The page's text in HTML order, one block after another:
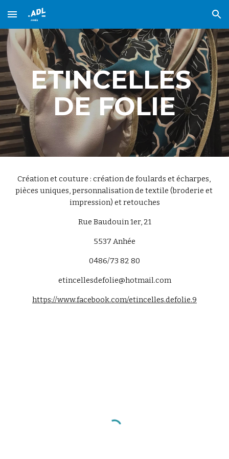
Skip to main content Skip to navigation
ETINCELLES
DE FOLIE
Création et couture : création de foulards et écharpes,
pièces uniques, personnalisation de textile (broderie et
impression) et retouches
Rue Baudouin 1er, 21
5537 Anhée
0486/73 82 80
etincellesdefolie@hotmail.com
https://www.facebook.com/etincelles.defolie.9